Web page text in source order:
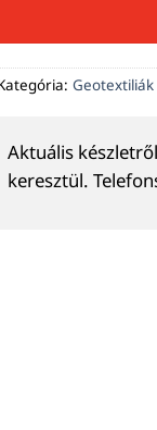
Geotextiliák
Aktuális
keresztül.